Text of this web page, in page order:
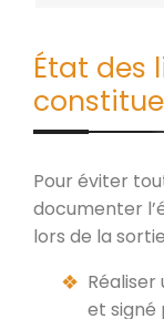
État des
Pour éviter
documenter
lors de la
et signé